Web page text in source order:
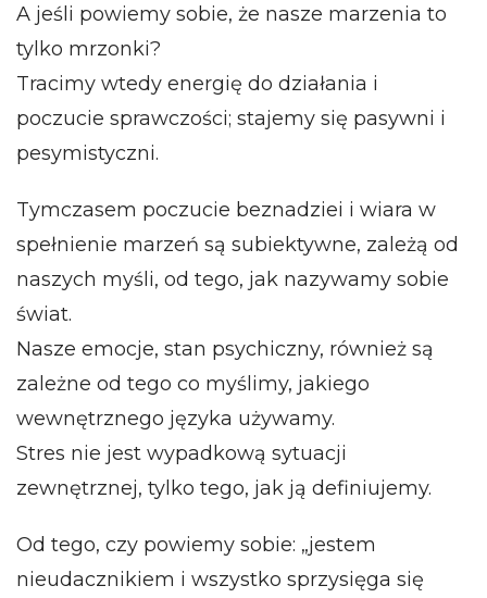
A jeśli powiemy sobie, że nasze marzenia to
tylko mrzonki?
Tracimy wtedy energię do działania i
poczucie sprawczości; stajemy się pasywni i
pesymistyczni.
Tymczasem poczucie beznadziei i wiara w
spełnienie marzeń są subiektywne, zależą od
naszych myśli, od tego, jak nazywamy sobie
świat.
Nasze emocje, stan psychiczny, również są
zależne od tego co myślimy, jakiego
wewnętrznego języka używamy.
Stres nie jest wypadkową sytuacji
zewnętrznej, tylko tego, jak ją definiujemy.
Od tego, czy powiemy sobie: „jestem
nieudacznikiem i wszystko sprzysięga się